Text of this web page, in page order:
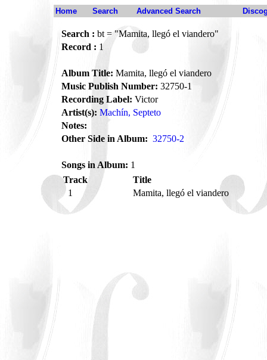
Home Search Advanced Search
Search : bt = "Mamita, llegó el viandero"
Record : 1
Album Title: Mamita, llegó el viandero
Music Publish Number: 32750-1
Recording Label: Victor
Artist(s): Machín, Septeto
Notes:
Other Side in Album: 32750-2
Songs in Album: 1
Track
Title
1
Mamita, llegó el viandero